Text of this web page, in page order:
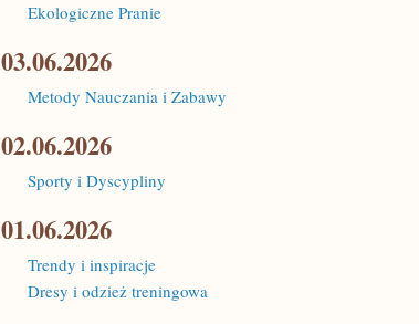
Ekologiczne Pranie
03.06.2026
Metody Nauczania i Zabawy
02.06.2026
Sporty i Dyscypliny
01.06.2026
Trendy i inspiracje
Dresy i odzież treningowa